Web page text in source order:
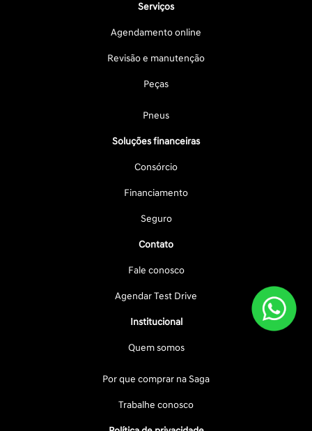
Serviços
Agendamento online
Revisão e manutenção
Peças
Pneus
Soluções financeiras
Consórcio
Financiamento
Seguro
Contato
Fale conosco
Agendar Test Drive
Institucional
Quem somos
Por que comprar na Saga
Trabalhe conosco